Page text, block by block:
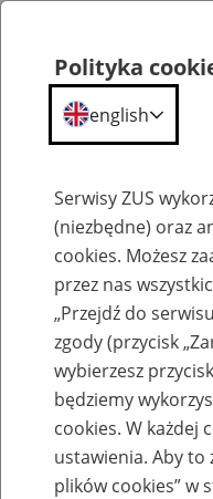
Szkolenia
Zaproś ZUS do
eZUS w
Polityka
english
Serwisy ZUS
(niezbędne) oraz
cookies. Możesz
przez nas
„Przejdź do
zgody (przycisk
wybierzesz
będziemy
cookies. W każdej
ustawienia. Aby to
plików cookies” w